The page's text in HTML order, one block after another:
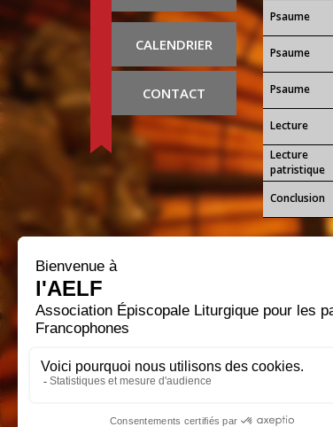
CALENDRIER
CONTACT
Psaume
Psaume
Psaume
Lecture
Lecture
patristique
Conclusion